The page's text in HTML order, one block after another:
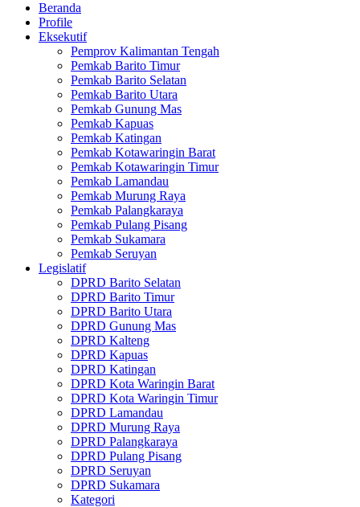
Beranda
Profile
Eksekutif
Pemprov Kalimantan Tengah
Pemkab Barito Timur
Pemkab Barito Selatan
Pemkab Barito Utara
Pemkab Gunung Mas
Pemkab Kapuas
Pemkab Katingan
Pemkab Kotawaringin Barat
Pemkab Kotawaringin Timur
Pemkab Lamandau
Pemkab Murung Raya
Pemkab Palangkaraya
Pemkab Pulang Pisang
Pemkab Sukamara
Pemkab Seruyan
Legislatif
DPRD Barito Selatan
DPRD Barito Timur
DPRD Barito Utara
DPRD Gunung Mas
DPRD Kalteng
DPRD Kapuas
DPRD Katingan
DPRD Kota Waringin Barat
DPRD Kota Waringin Timur
DPRD Lamandau
DPRD Murung Raya
DPRD Palangkaraya
DPRD Pulang Pisang
DPRD Seruyan
DPRD Sukamara
Kategori